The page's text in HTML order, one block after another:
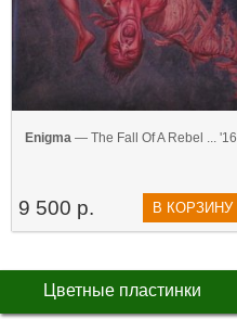
Enigma— The Fall Of A Rebel ... '16
9 500 р. В КОРЗИНУ
Цветные пластинки